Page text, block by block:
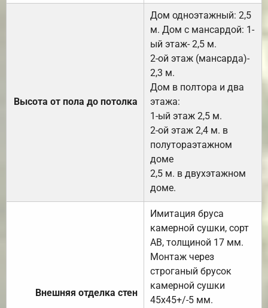
Высота от пола до потолка
Дом одноэтажный: 2,5
м. Дом с мансардой: 1-
ый этаж- 2,5 м.
2-ой этаж (мансарда)-
2,3 м.
Дом в полтора и два
этажа:
1-ый этаж 2,5 м.
2-ой этаж 2,4 м. в
полутораэтажном
доме
2,5 м. в двухэтажном
доме.
Внешняя отделка стен
Имитация бруса
камерной сушки, сорт
АВ, толщиной 17 мм.
Монтаж через
строганый брусок
камерной сушки
45х45+/-5 мм.